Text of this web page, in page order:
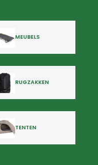
MEUBELS
RUGZAKKEN
TENTEN